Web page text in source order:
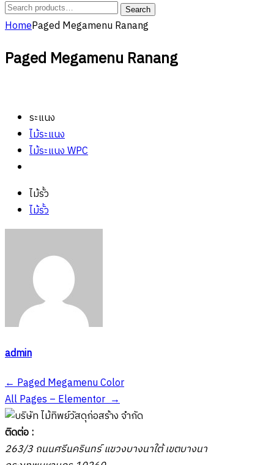
Search
for:
Search
HomePaged Megamenu Ranang
Paged Megamenu Ranang
ระแนง
ไม้ระแนง
ไม้ระแนง WPC
ไม้รั้ว
ไม้รั้ว
admin
Post
navigation
←Paged Megamenu Color
All Pages – Elementor→
ติดต่อ :
263/3 ถนนศรีนครินทร์ แขวงบางนาใต้ เขตบางนา